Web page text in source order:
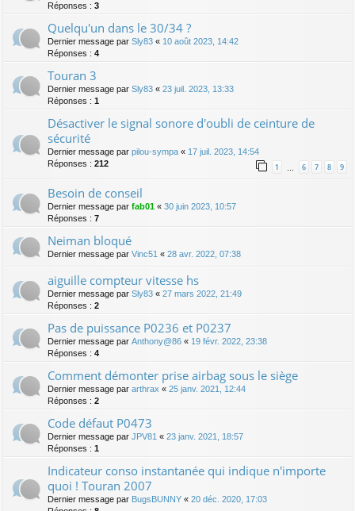
Réponses : 3
Quelqu'un dans le 30/34 ?
Dernier message par Sly83 « 10 août 2023, 14:42
Réponses : 4
Touran 3
Dernier message par Sly83 « 23 juil. 2023, 13:33
Réponses : 1
Désactiver le signal sonore d'oubli de ceinture de
sécurité
Dernier message par pilou-sympa « 17 juil. 2023, 14:54
Réponses : 212 1 … 6 7 8 9
Besoin de conseil
Dernier message par fab01 « 30 juin 2023, 10:57
Réponses : 7
Neiman bloqué
Dernier message par Vinc51 « 28 avr. 2022, 07:38
aiguille compteur vitesse hs
Dernier message par Sly83 « 27 mars 2022, 21:49
Réponses : 2
Pas de puissance P0236 et P0237
Dernier message par Anthony@86 « 19 févr. 2022, 23:38
Réponses : 4
Comment démonter prise airbag sous le siège
Dernier message par arthrax « 25 janv. 2021, 12:44
Réponses : 2
Code défaut P0473
Dernier message par JPV81 « 23 janv. 2021, 18:57
Réponses : 1
Indicateur conso instantanée qui indique n'importe
quoi ! Touran 2007
Dernier message par BugsBUNNY « 20 déc. 2020, 17:03